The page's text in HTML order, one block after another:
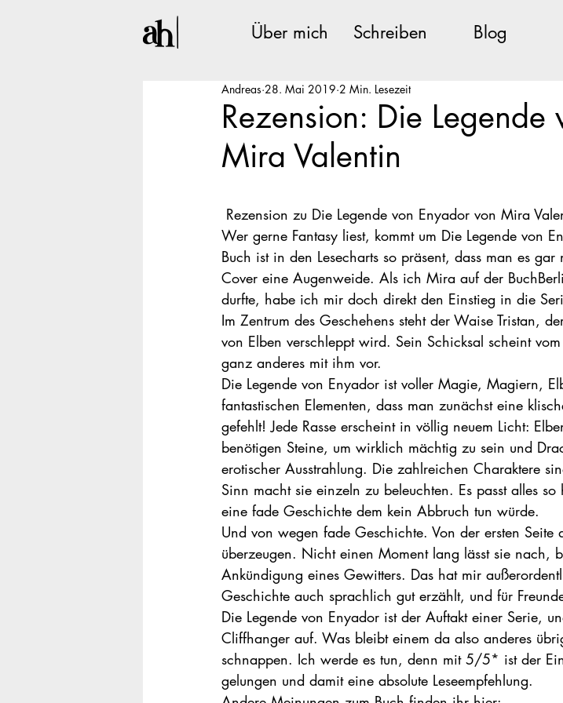
Über mich Schreiben Blog
Rezension: Die Legende
Mira Valentin
Andreas 28. Mai 2019 2 Min. Lesezeit
Rezension zu Die Legende von Enyador von Mira
Wer gerne Fantasy liest, kommt um Die Legende von
Buch ist in den Lesecharts so präsent, dass man es
Cover eine Augenweide. Als ich Mira auf der
durfte, habe ich mir doch direkt den Einstieg in die
Im Zentrum des Geschehens steht der Waise Tristan,
von Elben verschleppt wird. Sein Schicksal scheint
ganz anderes mit ihm vor.
Die Legende von Enyador ist voller Magie, Magiern,
fantastischen Elementen, dass man zunächst eine
gefehlt! Jede Rasse erscheint in völlig neuem Licht:
benötigen Steine, um wirklich mächtig zu sein und
erotischer Ausstrahlung. Die zahlreichen Charaktere
Sinn macht sie einzeln zu beleuchten. Es passt alles
eine fade Geschichte dem kein Abbruch tun würde.
Und von wegen fade Geschichte. Von der ersten
überzeugen. Nicht einen Moment lang lässt sie nach,
Ankündigung eines Gewitters. Das hat mir
Geschichte auch sprachlich gut erzählt, und für
Die Legende von Enyador ist der Auftakt einer Serie,
Cliffhanger auf. Was bleibt einem da also anderes
schnappen. Ich werde es tun, denn mit 5/5* ist der
gelungen und damit eine absolute Leseempfehlung.